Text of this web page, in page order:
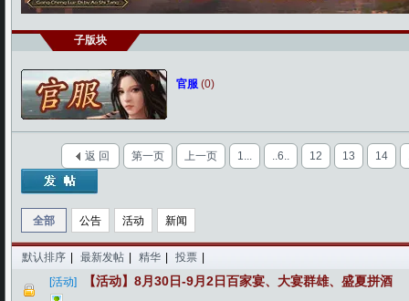
› › ›
子版块
官服 (0)
第一页 上一页 1... ..6.. 12 13 14
返 回
全部 公告 活动 新闻
默认排序 最新发帖 精华 投票
[活动]
【活动】8月30日-9月2日百家宴、大宴群雄、盛夏拼酒